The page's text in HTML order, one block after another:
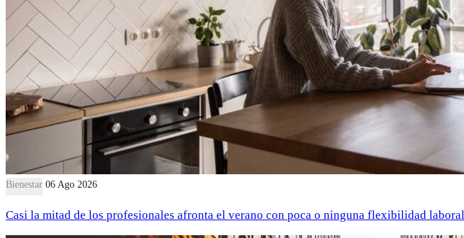
Bienestar 06 Ago 2026
Casi la mitad de los profesionales afronta el verano con poca o ninguna flexibilidad laboral